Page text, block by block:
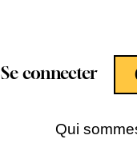
Se connecter
Qui